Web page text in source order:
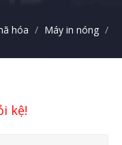
hóa / Máy in nóng /
kệ!